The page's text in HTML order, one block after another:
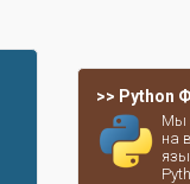
>> Python
Мы
на